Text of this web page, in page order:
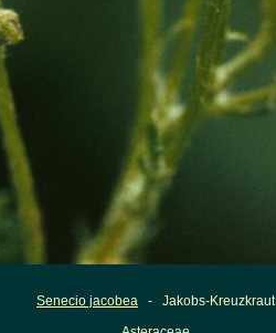
Senecio jacobea - Jakobs-Kreuzkraut